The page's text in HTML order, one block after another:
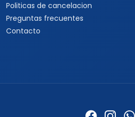
Politicas de cancelacion
Preguntas frecuentes
Contacto